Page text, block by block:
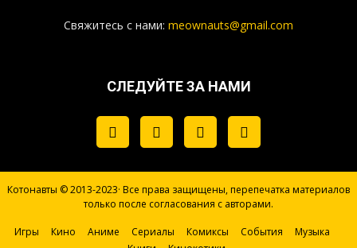
Свяжитесь с нами: meownauts@gmail.com
СЛЕДУЙТЕ ЗА НАМИ
Котонавты © 2013-2023· Все права защищены, перепечатка материалов
только после согласования с авторами.
Игры Кино Аниме Сериалы Комиксы События
Музыка